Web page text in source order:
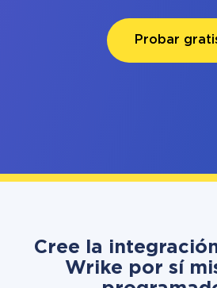
Probar
Cree la
Wrike por sí